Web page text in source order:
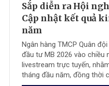
Sắp diễn ra Hội
Cập nhật kết quả
năm
Ngân hàng TMCP Quân
đầu tư MB 2026 vào chiều
livestream trực tuyến,
tháng đầu năm, đồng thời